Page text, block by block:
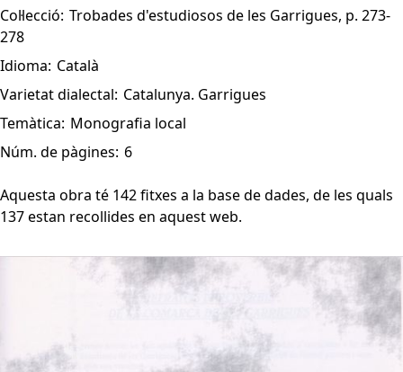
Col·lecció: Trobades d'estudiosos de les Garrigues, p. 273-
278
Idioma: Català
Varietat dialectal: Catalunya. Garrigues
Temàtica: Monografia local
Núm. de pàgines: 6
Aquesta obra té 142 fitxes a la base de dades, de les quals
137 estan recollides en aquest web.